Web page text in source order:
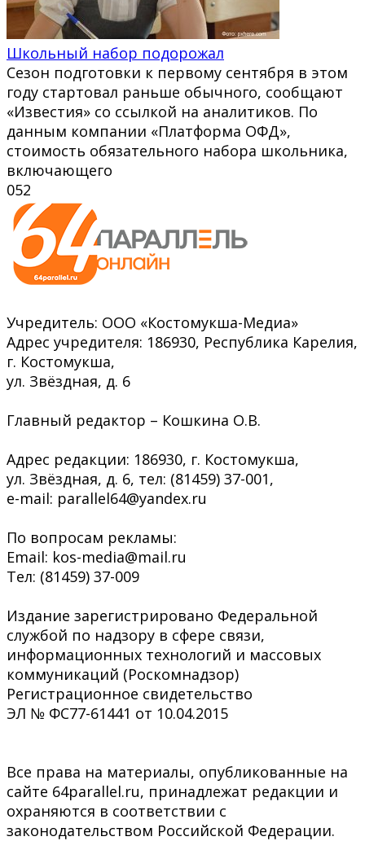
Школьный набор подорожал
Сезон подготовки к первому сентября в этом
году стартовал раньше обычного, сообщают
«Известия» со ссылкой на аналитиков. По
данным компании «Платформа ОФД»,
стоимость обязательного набора школьника,
включающего
052
Учредитель: ООО «Костомукша-Медиа»
Адрес учредителя: 186930, Республика Карелия,
г. Костомукша,
ул. Звёздная, д. 6
Главный редактор – Кошкина О.В.
Адрес редакции: 186930, г. Костомукша,
ул. Звёздная, д. 6, тел: (81459) 37-001,
e-mail: parallel64@yandex.ru
По вопросам рекламы:
Email: kos-media@mail.ru
Тел: (81459) 37-009
Издание зарегистрировано Федеральной
службой по надзору в сфере связи,
информационных технологий и массовых
коммуникаций (Роскомнадзор)
Регистрационное свидетельство
ЭЛ № ФС77-61441 от 10.04.2015
Все права на материалы, опубликованные на
сайте 64parallel.ru, принадлежат редакции и
охраняются в соответствии с
законодательством Российской Федерации.